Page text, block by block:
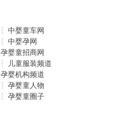
┆ 中婴童车网
┆ 中婴孕网
孕婴童招商网
┆
儿童服装频道
孕婴机构频道
┆ 孕婴童人物
┆ 孕婴童圈子